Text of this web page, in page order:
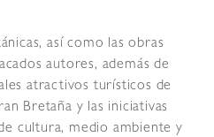
así como las obras
autores, además de
atractivos turísticos de
Bretaña y las iniciativas
cultura, medio ambiente y